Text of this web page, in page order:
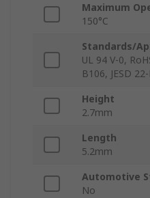
Maximum
150°C
Standards/
UL 94 V-0,
B106, JESD
Height
2.7mm
Length
5.2mm
Automotive
No